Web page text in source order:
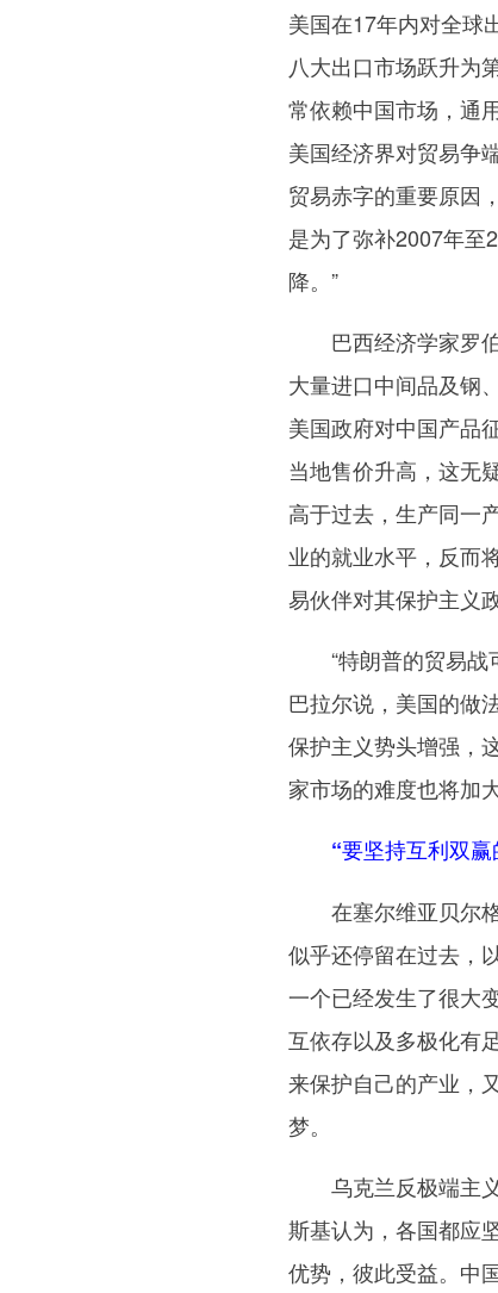
美国在17年内对全球
八大出口市场跃升为
常依赖中国市场，通
美国经济界对贸易争
贸易赤字的重要原因
是为了弥补2007年至
降。”
巴西经济学家罗伯
大量进口中间品及钢
美国政府对中国产品
当地售价升高，这无
高于过去，生产同一
业的就业水平，反而
易伙伴对其保护主义
“特朗普的贸易战
巴拉尔说，美国的做
保护主义势头增强，
家市场的难度也将加大
“要坚持互利双
在塞尔维亚贝尔格
似乎还停留在过去，
一个已经发生了很大
互依存以及多极化有
来保护自己的产业，
梦。
乌克兰反极端主义
斯基认为，各国都应
优势，彼此受益。中